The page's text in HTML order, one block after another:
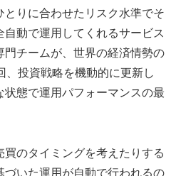
とりに合わせたリスク水準でそ
動で運用してくれるサービス
門チームが、世界の経済情勢の
、投資戦略を機動的に更新し
態で運用パフォーマンスの最
買のタイミングを考えたりする
いた運用が自動で行われるの